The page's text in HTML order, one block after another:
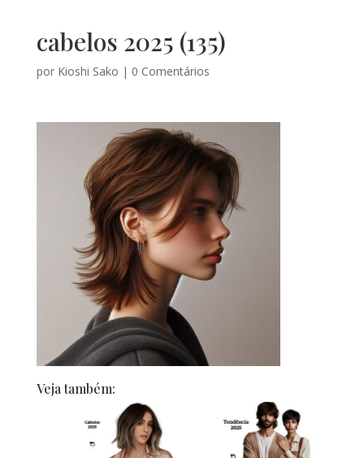
cabelos 2025 (135)
por Kioshi Sako | 0 Comentários
Veja também: